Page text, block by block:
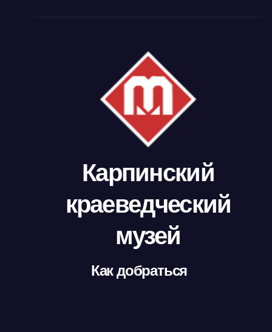
Карпинский
краеведческий
музей
Как добраться